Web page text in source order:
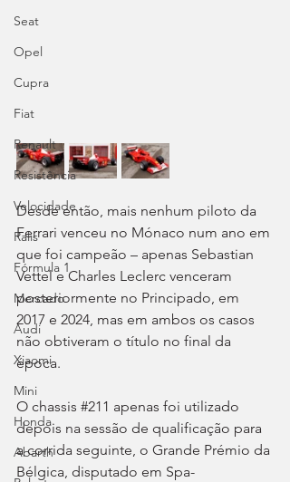
Seat
Opel
Cupra
Fiat
Renault
Resistência
Velocidade
Ralis
Fórmula 1
Mercado
Audi
Xiaomi
Mini
Honda
Abarth
Desde então, mais nenhum piloto da
Ferrari venceu no Mónaco num ano em
que foi campeão – apenas Sebastian
Vettel e Charles Leclerc venceram
posteriormente no Principado, em
2017 e 2024, mas em ambos os casos
não obtiveram o título no final da
época.
O chassis #211 apenas foi utilizado
depois na sessão de qualificação para
a corrida seguinte, o Grande Prémio da
Bélgica, disputado em Spa-